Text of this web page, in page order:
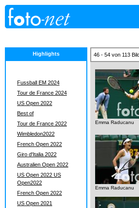
Highlights
Fussball EM 2024
Tour de France 2024
US Open 2022
Best of
Tour de France 2022
Wimbledon2022
French Open 2022
Giro d'Italia 2022
Australien Open 2022
US Open 2022 US
Open2022
French Open 2022
US Open 2021
46 - 54 von 113
Emma Raducanu
Emma Raducanu